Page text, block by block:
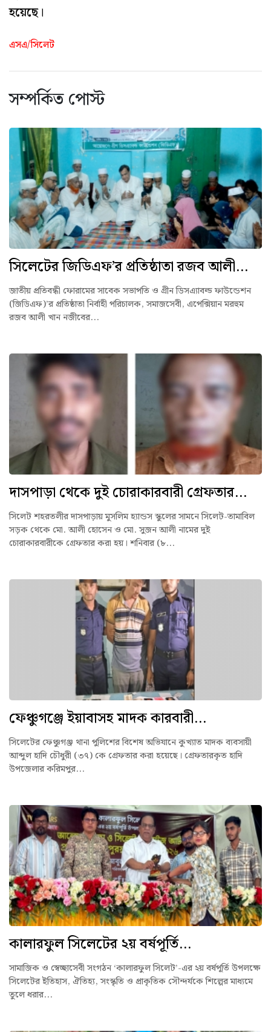
হয়েছে।
এসএ/সিলেট
সম্পর্কিত পোস্ট
সিলেটের জিডিএফ’র প্রতিষ্ঠাতা রজব আলী...
জাতীয় প্রতিবন্ধী ফোরামের সাবেক সভাপতি ও গ্রীন ডিসএ্যাবল্ড ফাউন্ডেশন
(জিডিএফ)’র প্রতিষ্ঠাতা নির্বাহী পরিচালক, সমাজসেবী, এপেক্সিয়ান মরহুম
রজব আলী খান নজীবের...
দাসপাড়া থেকে দুই চোরাকারবারী গ্রেফতার...
সিলেট শহরতলীর দাসপাড়ায় মুসলিম হ্যান্ডস স্কুলের সামনে সিলেট-তামাবিল
সড়ক থেকে মো. আলী হোসেন ও মো. সুজন আলী নামের দুই
চোরাকারবারীকে গ্রেফতার করা হয়। শনিবার (৮...
ফেঞ্চুগঞ্জে ইয়াবাসহ মাদক কারবারী...
সিলেটের ফেঞ্চুগঞ্জ থানা পুলিশের বিশেষ অভিযানে কুখ্যাত মাদক ব্যবসায়ী
আব্দুল হাদি চৌধুরী (৩৭) কে গ্রেফতার করা হয়েছে। গ্রেফতারকৃত হাদি
উপজেলার করিমপুর...
কালারফুল সিলেটের ২য় বর্ষপূর্তি...
সামাজিক ও স্বেচ্ছাসেবী সংগঠন ‘কালারফুল সিলেট’-এর ২য় বর্ষপূর্তি উপলক্ষে
সিলেটের ইতিহাস, ঐতিহ্য, সংস্কৃতি ও প্রাকৃতিক সৌন্দর্যকে শিল্পের মাধ্যমে
তুলে ধরার...